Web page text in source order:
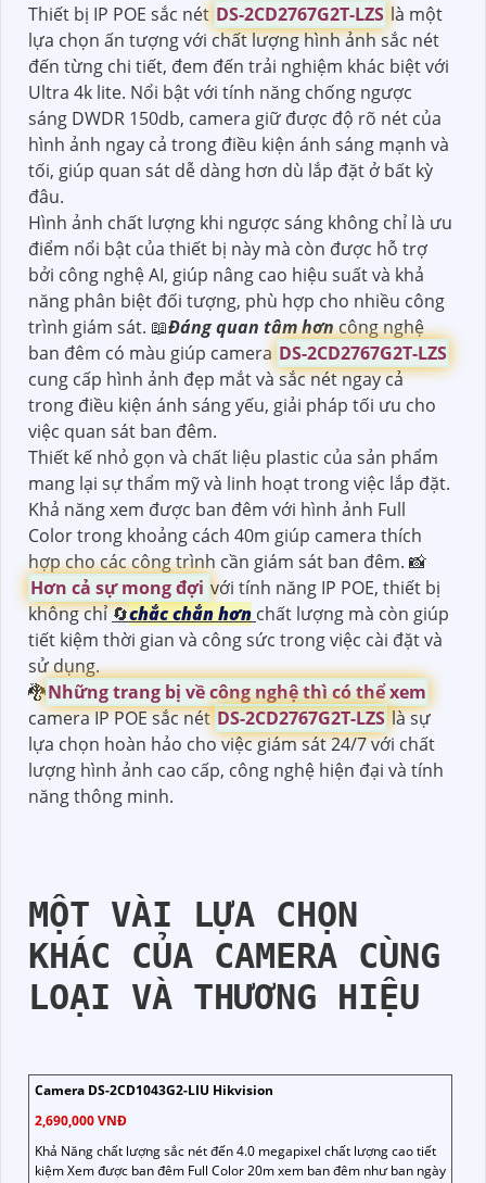
Thiết bị IP POE sắc nét DS-2CD2767G2T-LZS là một
lựa chọn ấn tượng với chất lượng hình ảnh sắc nét
đến từng chi tiết, đem đến trải nghiệm khác biệt với
Ultra 4k lite. Nổi bật với tính năng chống ngược
sáng DWDR 150db, camera giữ được độ rõ nét của
hình ảnh ngay cả trong điều kiện ánh sáng mạnh và
tối, giúp quan sát dễ dàng hơn dù lắp đặt ở bất kỳ
đâu.
Hình ảnh chất lượng khi ngược sáng không chỉ là ưu
điểm nổi bật của thiết bị này mà còn được hỗ trợ
bởi công nghệ AI, giúp nâng cao hiệu suất và khả
năng phân biệt đối tượng, phù hợp cho nhiều công
trình giám sát. 📖Đáng quan tâm hơncông nghệ
ban đêm có màu giúp camera DS-2CD2767G2T-LZS
cung cấp hình ảnh đẹp mắt và sắc nét ngay cả
trong điều kiện ánh sáng yếu, giải pháp tối ưu cho
việc quan sát ban đêm.
Thiết kế nhỏ gọn và chất liệu plastic của sản phẩm
mang lại sự thẩm mỹ và linh hoạt trong việc lắp đặt.
Khả năng xem được ban đêm với hình ảnh Full
Color trong khoảng cách 40m giúp camera thích
hợp cho các công trình cần giám sát ban đêm. 📸
Hơn cả sự mong đợi với tính năng IP POE, thiết bị
không chỉ🔄chắc chắn hơn chất lượng mà còn giúp
tiết kiệm thời gian và công sức trong việc cài đặt và
sử dụng.
🐉️Những trang bị về công nghệ thì có thể xem
camera IP POE sắc nétDS-2CD2767G2T-LZSlà sự
lựa chọn hoàn hảo cho việc giám sát 24/7 với chất
lượng hình ảnh cao cấp, công nghệ hiện đại và tính
năng thông minh.
MỘT VÀI LỰA CHỌN
KHÁC CỦA CAMERA CÙNG
LOẠI VÀ THƯƠNG HIỆU
Camera DS-2CD1043G2-LIU Hikvision
2,690,000 VNĐ
Khả Năng chất lượng sắc nét đến 4.0 megapixel chất lượng cao tiết
kiệm Xem được ban đêm Full Color 20m xem ban đêm như ban ngày